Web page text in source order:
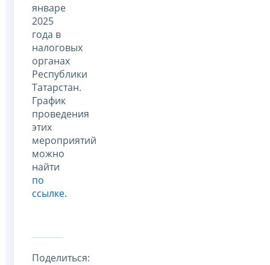
январе
2025
года в
налоговых
органах
Республики
Татарстан.
График
проведения
этих
мероприятий
можно
найти
по
ссылке.
Поделиться: